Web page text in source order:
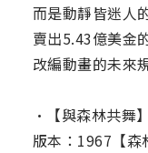
而是動靜皆迷人
賣出5.43億美金
改編動畫的未來
•【與森林共舞
版本：1967【森